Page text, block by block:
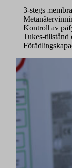
3-stegs
Kontroll av
Tukes-tillstånd